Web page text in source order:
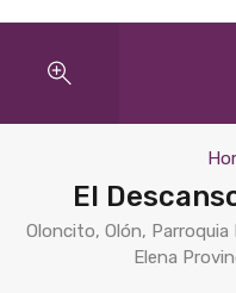
El
Oloncito, Olón,
Elena